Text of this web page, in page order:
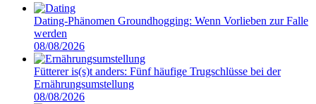
Dating-Phänomen Groundhogging: Wenn Vorlieben zur Falle
werden
08/08/2026
Fütterer is(s)t anders: Fünf häufige Trugschlüsse bei der
Ernährungsumstellung
08/08/2026